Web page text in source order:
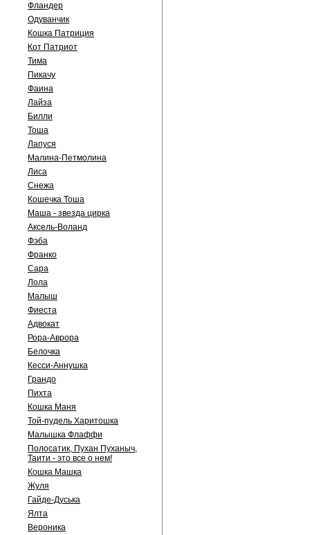
Фландер
Одуванчик
Кошка Патриция
Кот Патриот
Тима
Пикачу
Фаина
Лайза
Билли
Тоша
Лапуся
Малина-Петмолина
Лиса
Снежа
Кошечка Тоша
Маша - звезда цирка
Аксель-Воланд
Фэба
Франко
Сара
Лола
Малыш
Фиеста
Адвокат
Рора-Аврора
Белочка
Кесси-Аннушка
Грандо
Пихта
Кошка Маня
Той-пудель Харитошка
Малышка Флаффи
Полосатик, Пухан Пуханыч,
Таити - это все о нем!
Кошка Машка
Жуля
Гайде-Дуська
Ялта
Вероника